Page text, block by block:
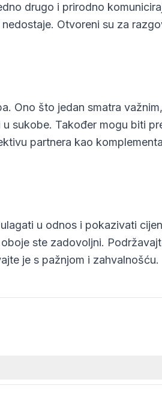
drugo i prirodno
Otvoreni su za
Ono što jedan smatra
sukobe. Također mogu biti
partnera kao
u odnos i pokazivati
ste zadovoljni.
je s pažnjom i zahvalnošću.
su suprotni znakovi na